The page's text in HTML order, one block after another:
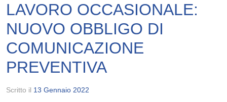
LAVORO OCCASIONALE:
NUOVO OBBLIGO DI
COMUNICAZIONE
PREVENTIVA
Scritto il 13 Gennaio 2022